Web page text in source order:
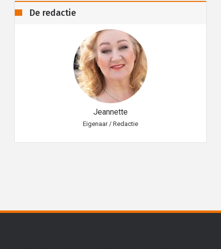
De redactie
Jeannette
Eigenaar / Redactie